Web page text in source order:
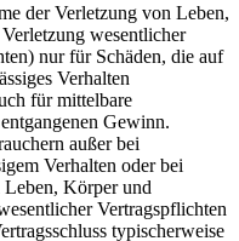
der Verletzung von Leben,
wesentlicher
nur für Schäden, die auf
Verhalten
für mittelbare
Gewinn.
außer bei
Verhalten oder bei
Leben, Körper und
Vertragspflichten
typischerweise